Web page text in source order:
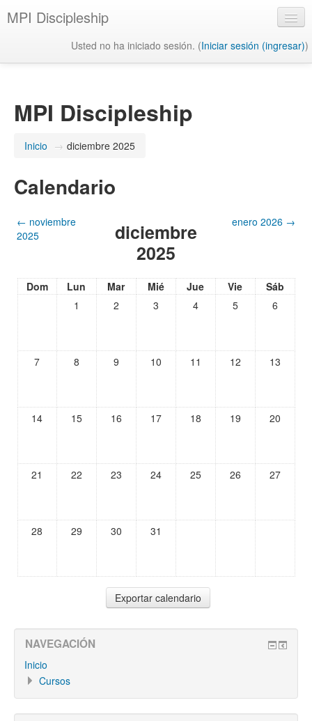
MPI Discipleship
Usted no ha iniciado sesión. (Iniciar sesión (ingresar))
MPI Discipleship
Inicio → diciembre 2025
Calendario
← noviembre
2025
diciembre
2025
enero 2026 →
Dom Lun Mar Mié Jue Vie
Sáb
1
2 3 4 5 6
7 8 9 10 11 12 13
14 15 16 17 18 19 20
21 22 23 24 25 26 27
28 29 30 31
NAVEGACIÓN
Inicio
Cursos